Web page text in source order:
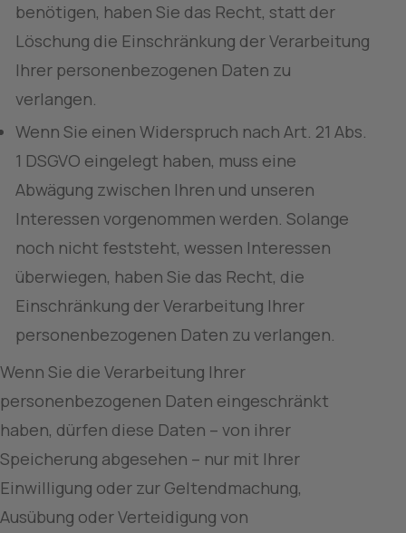
benötigen, haben Sie das Recht, statt der
Löschung die Einschränkung der Verarbeitung
Ihrer personenbezogenen Daten zu
verlangen.
Wenn Sie einen Widerspruch nach Art. 21 Abs.
1 DSGVO eingelegt haben, muss eine
Abwägung zwischen Ihren und unseren
Interessen vorgenommen werden. Solange
noch nicht feststeht, wessen Interessen
überwiegen, haben Sie das Recht, die
Einschränkung der Verarbeitung Ihrer
personenbezogenen Daten zu verlangen.
Wenn Sie die Verarbeitung Ihrer
personenbezogenen Daten eingeschränkt
haben, dürfen diese Daten – von ihrer
Speicherung abgesehen – nur mit Ihrer
Einwilligung oder zur Geltendmachung,
Ausübung oder Verteidigung von